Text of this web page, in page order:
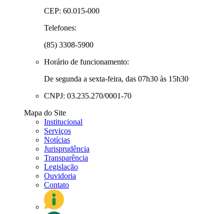
CEP: 60.015-000
Telefones:
(85) 3308-5900
Horário de funcionamento:
De segunda a sexta-feira, das 07h30 às 15h30
CNPJ: 03.235.270/0001-70
Mapa do Site
Institucional
Serviços
Notícias
Jurisprudência
Transparência
Legislação
Ouvidoria
Contato